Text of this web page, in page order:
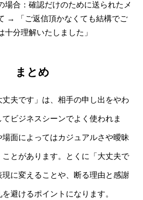
場合：確認だけのために送られたメ
→ 「ご返信頂かなくても結構でご
十分理解いたしました」
まとめ
丈夫です」は、相手の申し出をやわ
ビジネスシーンでよく使われま
面によってはカジュアルさや曖昧
ことがあります。とくに「大丈夫で
に変えることや、断る理由と感謝
避けるポイントになります。